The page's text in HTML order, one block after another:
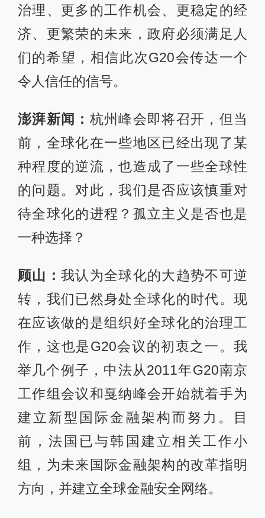
治理、更多的工作机会、更稳定的经
济、更繁荣的未来，政府必须满足人
们的希望，相信此次G20会传达一个
令人信任的信号。
澎湃新闻： 杭州峰会即将召开，但当
前，全球化在一些地区已经出现了某
种程度的逆流，也造成了一些全球性
的问题。对此，我们是否应该慎重对
待全球化的进程？孤立主义是否也是
一种选择？
顾山： 我认为全球化的大趋势不可逆
转，我们已然身处全球化的时代。现
在应该做的是组织好全球化的治理工
作，这也是G20会议的初衷之一。我
举几个例子，中法从2011年G20南京
工作组会议和戛纳峰会开始就着手为
建立新型国际金融架构而努力。目
前，法国已与韩国建立相关工作小
组，为未来国际金融架构的改革指明
方向，并建立全球金融安全网络。